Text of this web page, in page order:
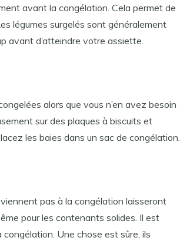
avant la congélation. Cela permet de
légumes surgelés sont généralement
avant d’atteindre votre assiette.
alors que vous n’en avez besoin
sur des plaques à biscuits et
les baies dans un sac de congélation.
pas à la congélation laisseront
pour les contenants solides. Il est
Une chose est sûre, ils